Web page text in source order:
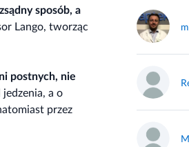
sposób, a
Lango, tworząc
postnych, nie
a o
przez